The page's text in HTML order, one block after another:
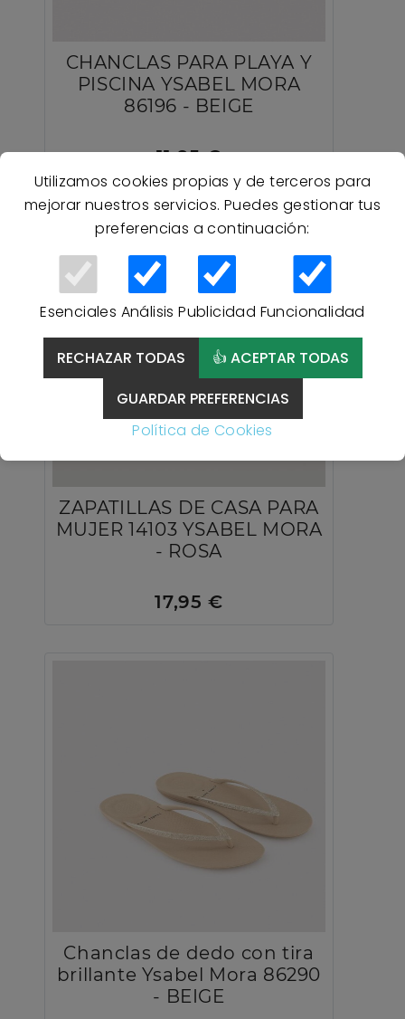
Utilizamos cookies propias y de terceros para
mejorar nuestros servicios. Puedes gestionar tus
preferencias a continuación:
Esenciales Análisis Publicidad Funcionalidad
RECHAZAR TODAS
👍 ACEPTAR TODAS
GUARDAR PREFERENCIAS
Política de Cookies
CHANCLAS PARA PLAYA Y
PISCINA YSABEL MORA
86196 - BEIGE
11,95 €
ZAPATILLAS DE CASA PARA
MUJER 14103 YSABEL MORA
- ROSA
17,95 €
Chanclas de dedo con tira
brillante Ysabel Mora 86290
- BEIGE